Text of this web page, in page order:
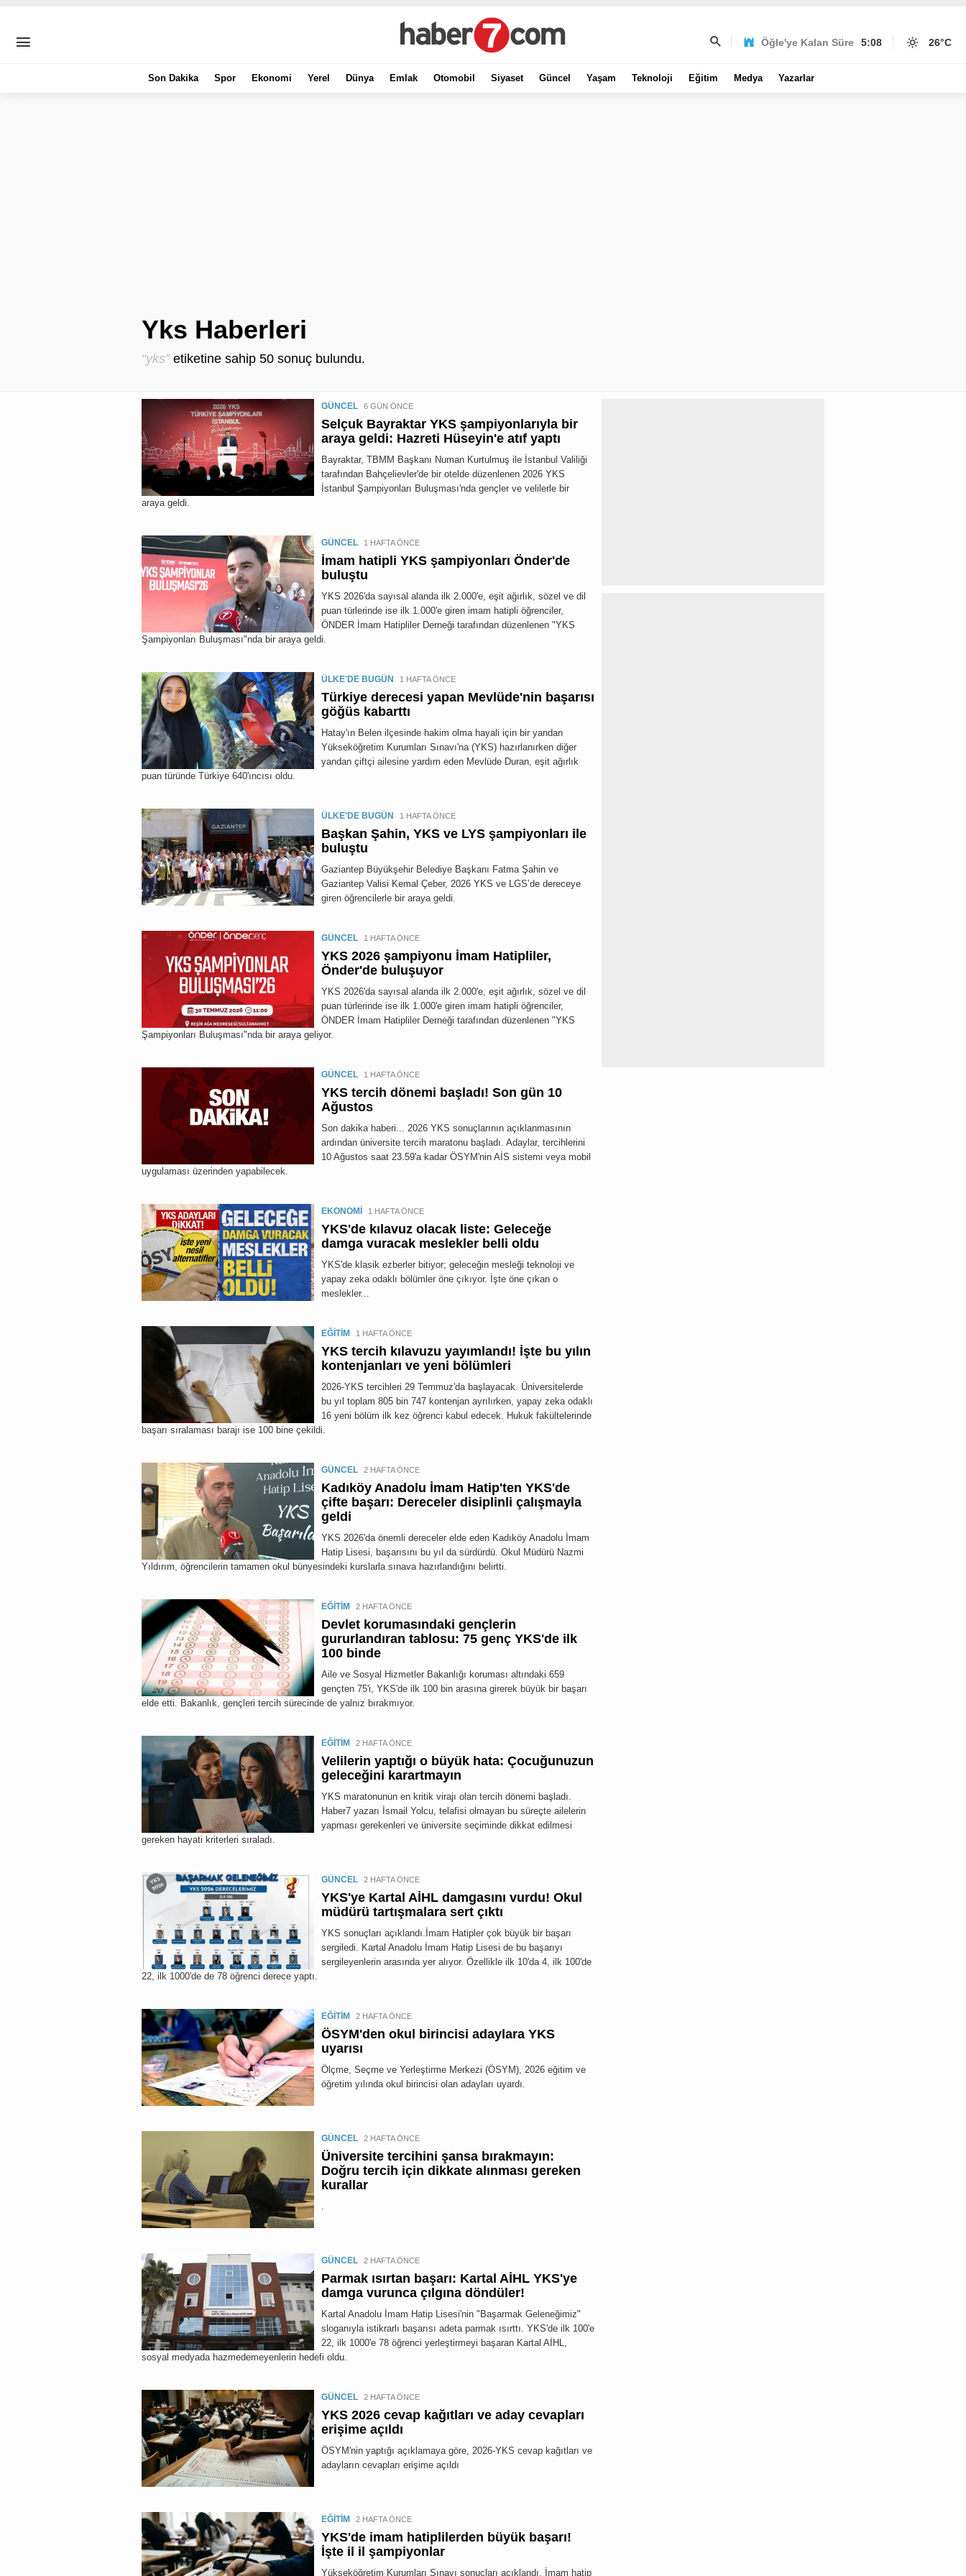
Öğle'ye Kalan Süre 5:08 26°C
Son Dakika Spor Ekonomi Yerel Dünya Emlak Otomobil Siyaset Güncel Yaşam Teknoloji Eğitim Medya Yazarlar
Yks Haberleri
“yks”etiketine sahip 50 sonuç bulundu.
GÜNCEL 6 GÜN ÖNCE
Selçuk Bayraktar YKS şampiyonlarıyla bir
araya geldi: Hazreti Hüseyin'e atıf yaptı
Bayraktar, TBMM Başkanı Numan Kurtulmuş ile İstanbul Valiliği
tarafından Bahçelievler'de bir otelde düzenlenen 2026 YKS
İstanbul Şampiyonları Buluşması'nda gençler ve velilerle bir
araya geldi.
GÜNCEL 1 HAFTA ÖNCE
İmam hatipli YKS şampiyonları Önder'de
buluştu
YKS 2026'da sayısal alanda ilk 2.000'e, eşit ağırlık, sözel ve dil
puan türlerinde ise ilk 1.000'e giren imam hatipli öğrenciler,
ÖNDER İmam Hatipliler Derneği tarafından düzenlenen "YKS
Şampiyonları Buluşması"nda bir araya geldi.
ÜLKE'DE BUGÜN 1 HAFTA ÖNCE
Türkiye derecesi yapan Mevlüde'nin başarısı
göğüs kabarttı
Hatay'ın Belen ilçesinde hakim olma hayali için bir yandan
Yükseköğretim Kurumları Sınavı'na (YKS) hazırlanırken diğer
yandan çiftçi ailesine yardım eden Mevlüde Duran, eşit ağırlık
puan türünde Türkiye 640'ıncısı oldu.
ÜLKE'DE BUGÜN 1 HAFTA ÖNCE
Başkan Şahin, YKS ve LYS şampiyonları ile
buluştu
Gaziantep Büyükşehir Belediye Başkanı Fatma Şahin ve
Gaziantep Valisi Kemal Çeber, 2026 YKS ve LGS’de dereceye
giren öğrencilerle bir araya geldi.
GÜNCEL 1 HAFTA ÖNCE
YKS 2026 şampiyonu İmam Hatipliler,
Önder'de buluşuyor
YKS 2026'da sayısal alanda ilk 2.000'e, eşit ağırlık, sözel ve dil
puan türlerinde ise ilk 1.000'e giren imam hatipli öğrenciler,
ÖNDER İmam Hatipliler Derneği tarafından düzenlenen "YKS
Şampiyonları Buluşması"nda bir araya geliyor.
GÜNCEL 1 HAFTA ÖNCE
YKS tercih dönemi başladı! Son gün 10
Ağustos
Son dakika haberi... 2026 YKS sonuçlarının açıklanmasının
ardından üniversite tercih maratonu başladı. Adaylar, tercihlerini
10 Ağustos saat 23.59'a kadar ÖSYM'nin AİS sistemi veya mobil
uygulaması üzerinden yapabilecek.
EKONOMİ 1 HAFTA ÖNCE
YKS'de kılavuz olacak liste: Geleceğe
damga vuracak meslekler belli oldu
YKS'de klasik ezberler bitiyor; geleceğin mesleği teknoloji ve
yapay zeka odaklı bölümler öne çıkıyor. İşte öne çıkan o
meslekler...
EĞİTİM 1 HAFTA ÖNCE
YKS tercih kılavuzu yayımlandı! İşte bu yılın
kontenjanları ve yeni bölümleri
2026-YKS tercihleri 29 Temmuz'da başlayacak. Üniversitelerde
bu yıl toplam 805 bin 747 kontenjan ayrılırken, yapay zeka odaklı
16 yeni bölüm ilk kez öğrenci kabul edecek. Hukuk fakültelerinde
başarı sıralaması barajı ise 100 bine çekildi.
GÜNCEL 2 HAFTA ÖNCE
Kadıköy Anadolu İmam Hatip'ten YKS'de
çifte başarı: Dereceler disiplinli çalışmayla
geldi
YKS 2026'da önemli dereceler elde eden Kadıköy Anadolu İmam
Hatip Lisesi, başarısını bu yıl da sürdürdü. Okul Müdürü Nazmi
Yıldırım, öğrencilerin tamamen okul bünyesindeki kurslarla sınava hazırlandığını belirtti.
EĞİTİM 2 HAFTA ÖNCE
Devlet korumasındaki gençlerin
gururlandıran tablosu: 75 genç YKS'de ilk
100 binde
Aile ve Sosyal Hizmetler Bakanlığı koruması altındaki 659
gençten 75'i, YKS'de ilk 100 bin arasına girerek büyük bir başarı
elde etti. Bakanlık, gençleri tercih sürecinde de yalnız bırakmıyor.
EĞİTİM 2 HAFTA ÖNCE
Velilerin yaptığı o büyük hata: Çocuğunuzun
geleceğini karartmayın
YKS maratonunun en kritik virajı olan tercih dönemi başladı.
Haber7 yazarı İsmail Yolcu, telafisi olmayan bu süreçte ailelerin
yapması gerekenleri ve üniversite seçiminde dikkat edilmesi
gereken hayati kriterleri sıraladı.
GÜNCEL 2 HAFTA ÖNCE
YKS'ye Kartal AİHL damgasını vurdu! Okul
müdürü tartışmalara sert çıktı
YKS sonuçları açıklandı.İmam Hatipler çok büyük bir başarı
sergiledi. Kartal Anadolu İmam Hatip Lisesi de bu başarıyı
sergileyenlerin arasında yer alıyor. Özellikle ilk 10'da 4, ilk 100'de
22, ilk 1000'de de 78 öğrenci derece yaptı.
EĞİTİM 2 HAFTA ÖNCE
ÖSYM'den okul birincisi adaylara YKS
uyarısı
Ölçme, Seçme ve Yerleştirme Merkezi (ÖSYM), 2026 eğitim ve
öğretim yılında okul birincisi olan adayları uyardı.
GÜNCEL 2 HAFTA ÖNCE
Üniversite tercihini şansa bırakmayın:
Doğru tercih için dikkate alınması gereken
kurallar
.
GÜNCEL 2 HAFTA ÖNCE
Parmak ısırtan başarı: Kartal AİHL YKS'ye
damga vurunca çılgına döndüler!
Kartal Anadolu İmam Hatip Lisesi'nin "Başarmak Geleneğimiz"
sloganıyla istikrarlı başarısı adeta parmak ısırttı. YKS'de ilk 100'e
22, ilk 1000'e 78 öğrenci yerleştirmeyi başaran Kartal AİHL,
sosyal medyada hazmedemeyenlerin hedefi oldu.
GÜNCEL 2 HAFTA ÖNCE
YKS 2026 cevap kağıtları ve aday cevapları
erişime açıldı
ÖSYM'nin yaptığı açıklamaya göre, 2026-YKS cevap kağıtları ve
adayların cevapları erişime açıldı
EĞİTİM 2 HAFTA ÖNCE
YKS'de imam hatiplilerden büyük başarı!
İşte il il şampiyonlar
Yükseköğretim Kurumları Sınavı sonuçları açıklandı. İmam hatip